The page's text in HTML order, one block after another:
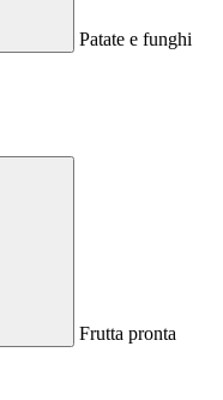
Patate e funghi
Frutta pronta